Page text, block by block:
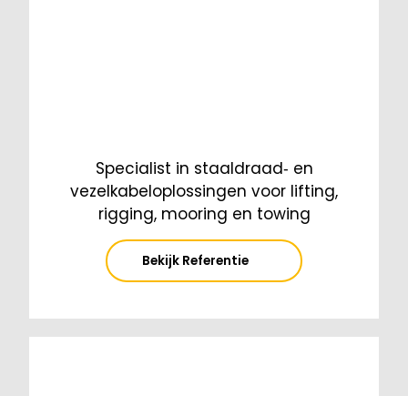
Specialist in staaldraad‑ en
vezelkabeloplossingen voor lifting,
rigging, mooring en towing
Bekijk Referentie